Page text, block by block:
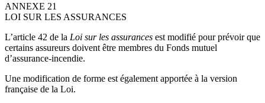
ANNEXE 21
LOI SUR LES ASSURANCES
L’article 42 de la Loi sur les assurances est modifié pour prévoir que
certains assureurs doivent être membres du Fonds mutuel
d’assurance-incendie.
Une modification de forme est également apportée à la version
française de la Loi.